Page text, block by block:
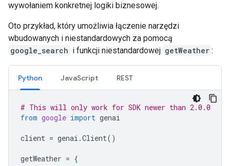
wywołaniem konkretnej logiki biznesowej.
Oto przykład, który umożliwia łączenie narzędzi
wbudowanych i niestandardowych za pomocą
google_search i funkcji niestandardowej getWeather :
Python JavaScript REST
# This will only work for SDK newer than 2.0.0
from google import genai
client = genai .Client()
getWeather = {